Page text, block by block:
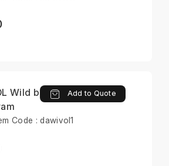
Wild brok
Add to Quote
Code : dawivol1